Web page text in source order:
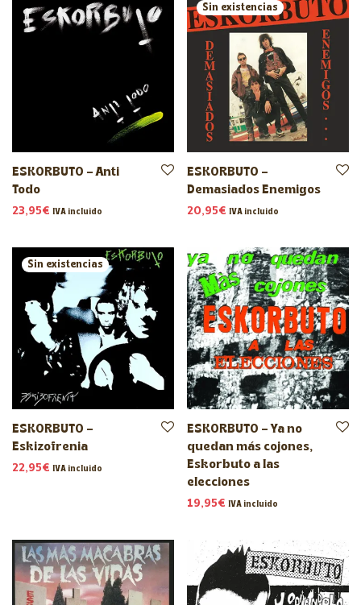
ESKORBUTO – Anti
Todo
23,95€ IVA incluido
ESKORBUTO –
Demasiados Enemigos
20,95€ IVA incluido
ESKORBUTO –
Eskizofrenia
22,95€ IVA incluido
ESKORBUTO – Ya no
quedan más cojones,
Eskorbuto a las
elecciones
19,95€ IVA incluido